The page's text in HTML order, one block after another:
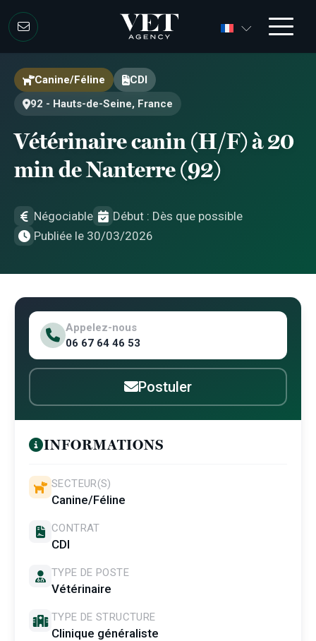
Canine/Féline
CDI
92 - Hauts-de-Seine, France
Vétérinaire canin (H/F) à 20
min de Nanterre (92)
Négociable
Début : Dès que possible
Publiée le 30/03/2026
Appelez-nous
06 67 64 46 53
Postuler
INFORMATIONS
SECTEUR(S)
Canine/Féline
CONTRAT
CDI
TYPE DE POSTE
Vétérinaire
TYPE DE STRUCTURE
Clinique généraliste